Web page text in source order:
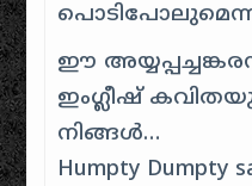
ഈ
ഇംഗ്ലീഷ്
നിങ്ങൾ…
Humpty Dumpty